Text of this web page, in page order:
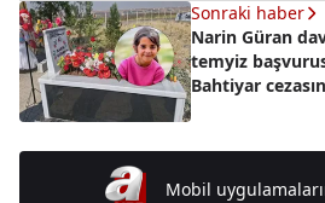
Sonraki haber
Narin Güran
temyiz
Bahtiyar
Mobil